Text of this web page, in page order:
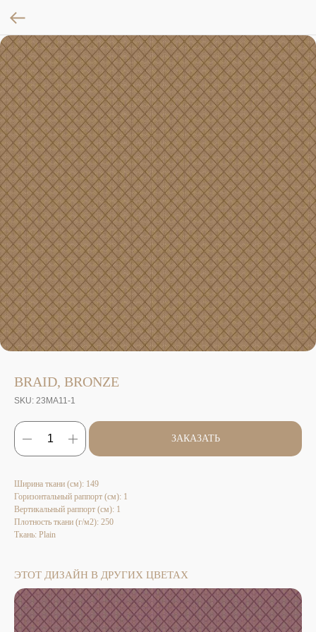
BRAID, BRONZE
SKU: 23MA11-1
ЗАКАЗАТЬ
Ширина ткани (см): 149
Горизонтальный раппорт (см): 1
Вертикальный раппорт (см): 1
Плотность ткани (г/м2): 250
Ткань: Plain
ЭТОТ ДИЗАЙН В ДРУГИХ ЦВЕТАХ